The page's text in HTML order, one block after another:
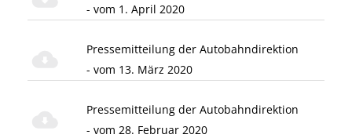
- vom 1. April 2020
Pressemitteilung der Autobahndirektion
- vom 13. März 2020
Pressemitteilung der Autobahndirektion
- vom 28. Februar 2020